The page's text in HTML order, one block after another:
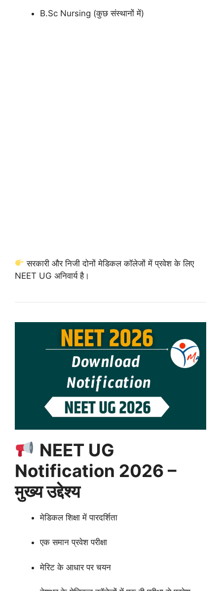
B.Sc Nursing (कुछ संस्थानों में)
सरकारी और निजी दोनों मेडिकल कॉलेजों में प्रवेश के लिए
NEET UG अनिवार्य है।
NEET UG
Notification 2026 –
मुख्य उद्देश्य
मेडिकल शिक्षा में पारदर्शिता
एक समान प्रवेश परीक्षा
मेरिट के आधार पर चयन